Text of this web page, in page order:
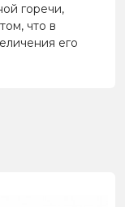
горечи,
что в
его